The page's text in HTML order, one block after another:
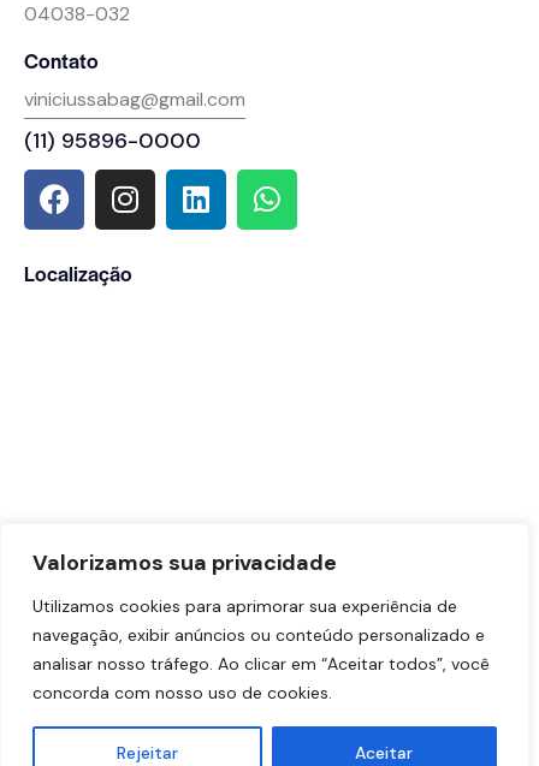
Valorizamos sua privacidade
Utilizamos cookies para aprimorar sua experiência de
navegação, exibir anúncios ou conteúdo personalizado e
analisar nosso tráfego. Ao clicar em “Aceitar todos”, você
concorda com nosso uso de cookies.
Rejeitar Aceitar
04038-032
Contato
viniciussabag@gmail.com
(11) 95896-0000
Localização
Dr. Vinicius Sabag – CRM-SP: 191.433 | RQE Nº: 90883